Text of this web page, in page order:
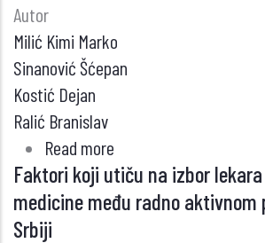
Autor
Milić Kimi Marko
Sinanović Šćepan
Kostić Dejan
Ralić Branislav
Read more
UPRAVLJANJE
KVALITETOM
Faktori koji utiču na izbor
medicine među radno aktivnom
Srbiji